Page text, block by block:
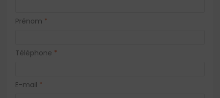
Prénom *
Téléphone *
E-mail *